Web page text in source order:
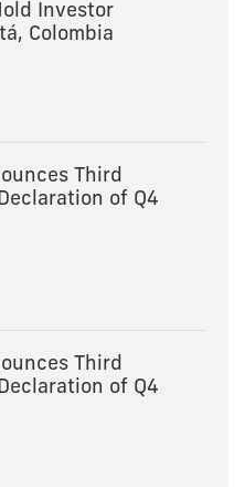
Investor
Colombia
Third
of Q4
Third
of Q4